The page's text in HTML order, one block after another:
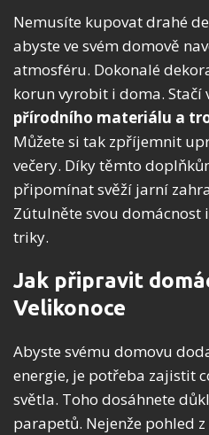
Nemusíte kupovat drahé
abyste ve svém domově
atmosféru. Dokonalé
korun vyrobit i doma. Stačí
přírodního materiálu a
Můžete si tak zpříjemnit
večery. Díky těmto
připomínat svěží jarní
Zútulněte svou domácnost
triky.
Jak připravit
Velikonoce
Abyste svému domovu
energie, je potřeba zajistit
světla. Toho dosáhnete
parapetů. Nejenže pohled